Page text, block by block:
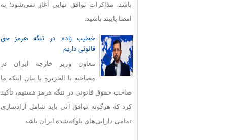
باشد، مذاکرات توافق نهایی آغاز نمی‌شود؛ به
امضا پایبند باشید.
خطیب زاده: در تنگه هرمز حق
قانونی داریم
معاون وزیر خارجه ایران در
مصاحبه با الجزیره با بیان اینکه ما
صاحب حقوق قانونی در تنگه هرمز هستیم، تأکید
کرد که هرگونه توافق آتی باید شامل آزادسازی
تمامی دارایی‌های بلوکه‌شده ایران باشد.